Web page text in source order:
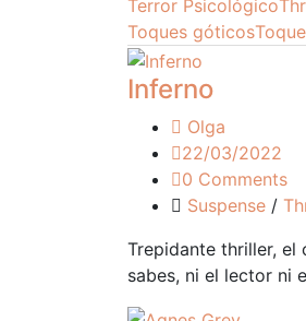
Terror Psicológico
Toques góticos
Inferno
Olga
22/03/2022
0 Comments
Suspense /
Trepidante thriller, el
sabes, ni el lector ni